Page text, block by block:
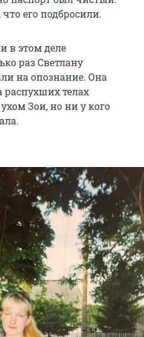
его подбросили.
в этом деле
раз Светлану
на опознание. Она
распухших телах
Зои, но ни у кого